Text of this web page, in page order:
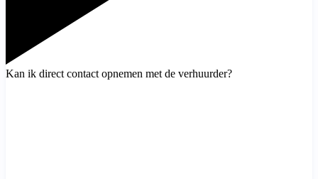
Kan ik direct contact opnemen met de verhuurder?